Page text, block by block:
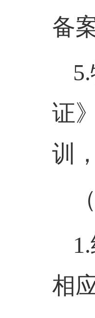
备
5.
证
训
1.
相